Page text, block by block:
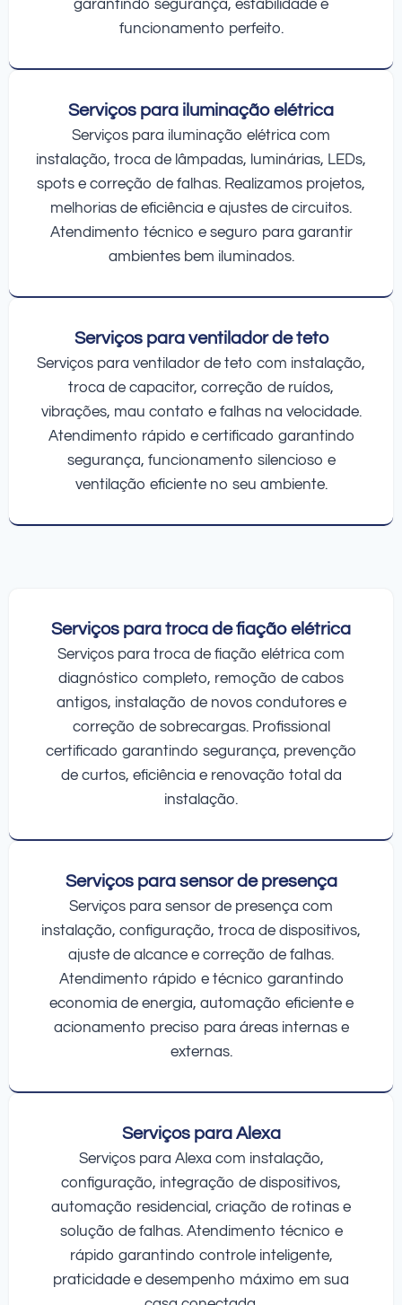
garantindo segurança, estabilidade e
funcionamento perfeito.
Serviços para iluminação elétrica
Serviços para iluminação elétrica com
instalação, troca de lâmpadas, luminárias, LEDs,
spots e correção de falhas. Realizamos projetos,
melhorias de eficiência e ajustes de circuitos.
Atendimento técnico e seguro para garantir
ambientes bem iluminados.
Serviços para ventilador de teto
Serviços para ventilador de teto com instalação,
troca de capacitor, correção de ruídos,
vibrações, mau contato e falhas na velocidade.
Atendimento rápido e certificado garantindo
segurança, funcionamento silencioso e
ventilação eficiente no seu ambiente.
Serviços para troca de fiação elétrica
Serviços para troca de fiação elétrica com
diagnóstico completo, remoção de cabos
antigos, instalação de novos condutores e
correção de sobrecargas. Profissional
certificado garantindo segurança, prevenção
de curtos, eficiência e renovação total da
instalação.
Serviços para sensor de presença
Serviços para sensor de presença com
instalação, configuração, troca de dispositivos,
ajuste de alcance e correção de falhas.
Atendimento rápido e técnico garantindo
economia de energia, automação eficiente e
acionamento preciso para áreas internas e
externas.
Serviços para Alexa
Serviços para Alexa com instalação,
configuração, integração de dispositivos,
automação residencial, criação de rotinas e
solução de falhas. Atendimento técnico e
rápido garantindo controle inteligente,
praticidade e desempenho máximo em sua